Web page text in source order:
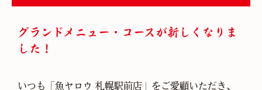
グランドメニュー・コースが新しくなりま
した！
いつも「⿂ヤロウ 札幌駅前店」をご愛顧いただき、